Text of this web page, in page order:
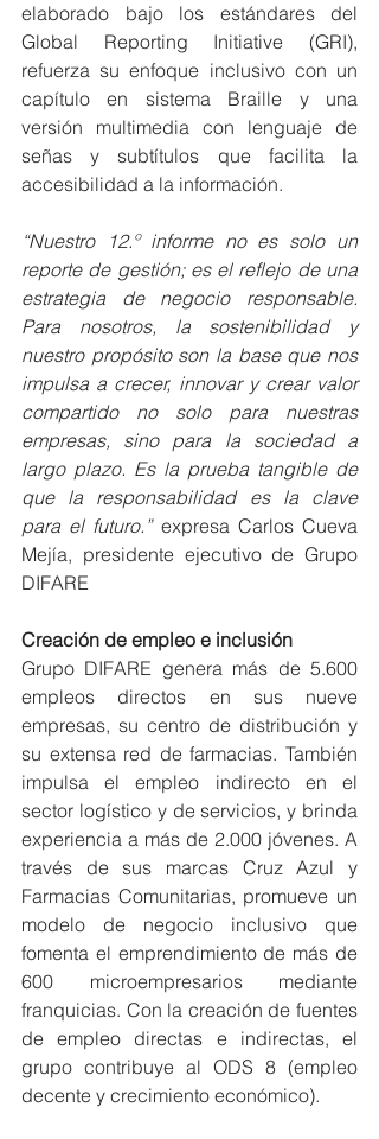
elaborado bajo los estándares del
Global Reporting Initiative (GRI),
refuerza su enfoque inclusivo con un
capítulo en sistema Braille y una
versión multimedia con lenguaje de
señas y subtítulos que facilita la
accesibilidad a la información.
“Nuestro 12.º informe no es solo un
reporte de gestión; es el reflejo de una
estrategia de negocio responsable.
Para nosotros, la sostenibilidad y
nuestro propósito son la base que nos
impulsa a crecer, innovar y crear valor
compartido no solo para nuestras
empresas, sino para la sociedad a
largo plazo. Es la prueba tangible de
que la responsabilidad es la clave
para el futuro.” expresa Carlos Cueva
Mejía, presidente ejecutivo de Grupo
DIFARE
Creación de empleo e inclusión
Grupo DIFARE genera más de 5.600
empleos directos en sus nueve
empresas, su centro de distribución y
su extensa red de farmacias. También
impulsa el empleo indirecto en el
sector logístico y de servicios, y brinda
experiencia a más de 2.000 jóvenes. A
través de sus marcas Cruz Azul y
Farmacias Comunitarias, promueve un
modelo de negocio inclusivo que
fomenta el emprendimiento de más de
600 microempresarios mediante
franquicias. Con la creación de fuentes
de empleo directas e indirectas, el
grupo contribuye al ODS 8 (empleo
decente y crecimiento económico).